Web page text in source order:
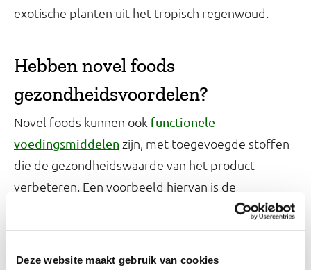
Deze website maakt gebruik van cookies
exotische planten uit het tropisch regenwoud.
Hebben novel foods
gezondheidsvoordelen?
Novel foods kunnen ook functionele
voedingsmiddelen zijn, met toegevoegde stoffen
die de gezondheidswaarde van het product
verbeteren. Een voorbeeld hiervan is de
toevoeging van fytosterol aan margarine voor een
cholesterolverlagend effect.